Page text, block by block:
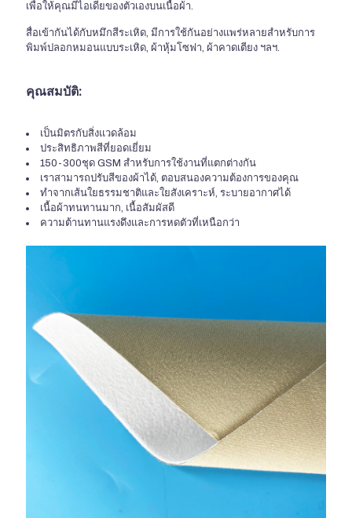
เพื่อให้คุณมีไอเดียของตัวเองบนเนื้อผ้า.
สื่อเข้ากันได้กับหมึกสีระเหิด, มีการใช้กันอย่างแพร่หลายสำหรับการ
พิมพ์ปลอกหมอนแบบระเหิด, ผ้าหุ้มโซฟา, ผ้าคาดเตียง ฯลฯ.
คุณสมบัติ:
เป็นมิตรกับสิ่งแวดล้อม
ประสิทธิภาพสีที่ยอดเยี่ยม
150-300ชุด GSM สำหรับการใช้งานที่แตกต่างกัน
เราสามารถปรับสีของผ้าได้, ตอบสนองความต้องการของคุณ
ทำจากเส้นใยธรรมชาติและใยสังเคราะห์, ระบายอากาศได้
เนื้อผ้าทนทานมาก, เนื้อสัมผัสดี
ความต้านทานแรงดึงและการหดตัวที่เหนือกว่า